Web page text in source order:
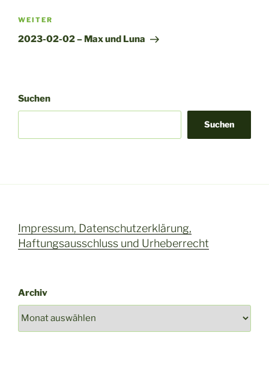
a
t
:
Nächster
Beitrag
WEITER
2023-02-02 – Max und Luna
Suchen
Suchen
Impressum, Datenschutzerklärung,
Haftungsausschluss und Urheberrecht
Archiv